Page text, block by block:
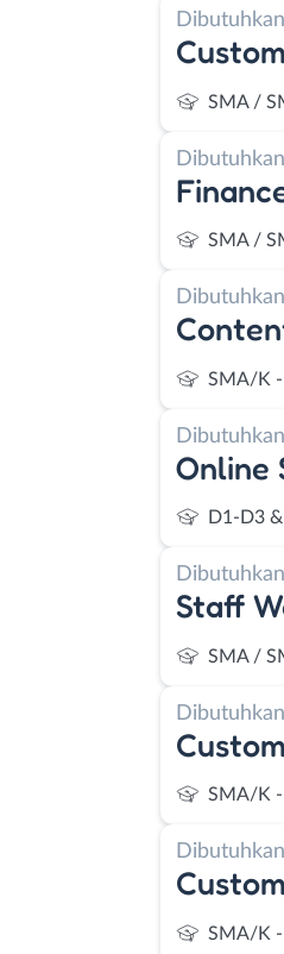
Dibutuhkan
SMA /
Dibutuhkan
SMA /
Dibutuhkan
SMA/K
Dibutuhkan
Online
D1-D3
Dibutuhkan
Staff
SMA /
Dibutuhkan
SMA/K
Dibutuhkan
SMA/K